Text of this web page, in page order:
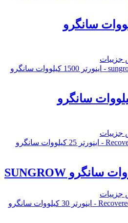
125 کیلووات سانگرو
جزییات
1500 کیلووات سانگرو
جزییات
جزییات